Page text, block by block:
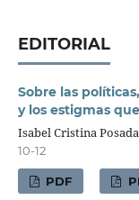
EDITORIAL
Sobre las
y los estigmas
Isabel Cristina
10-12
PDF